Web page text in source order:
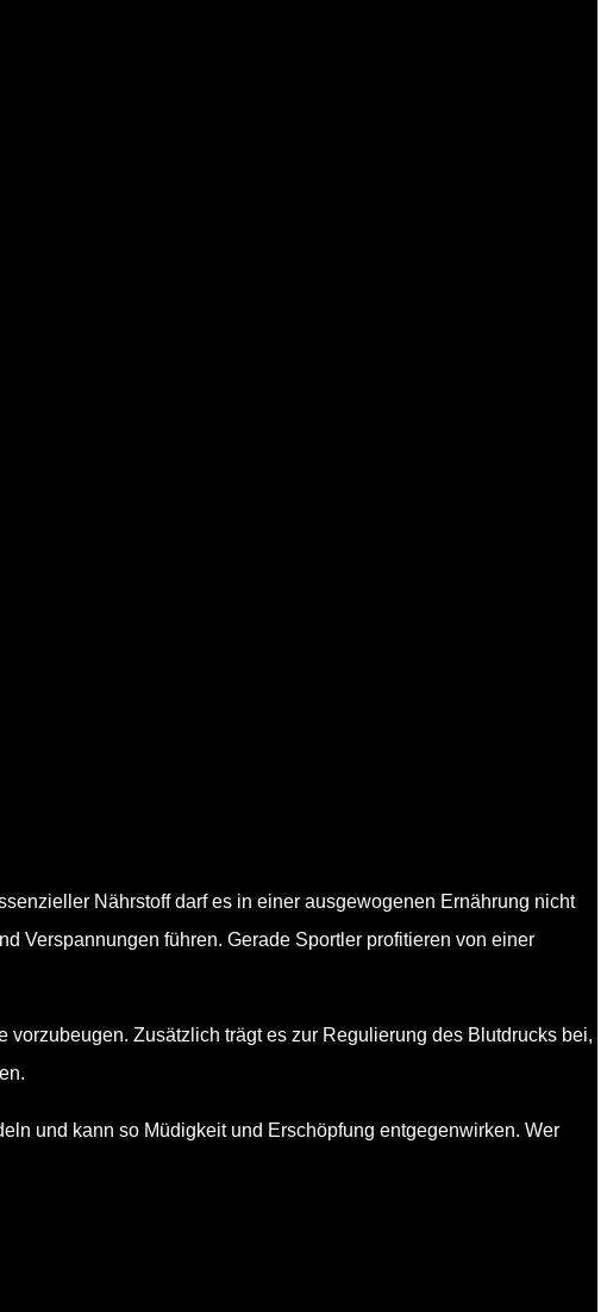
Nährstoff darf es in einer ausgewogenen Ernährung nicht
Verspannungen führen. Gerade Sportler profitieren von einer
Zusätzlich trägt es zur Regulierung des Blutdrucks bei,
und kann so Müdigkeit und Erschöpfung entgegenwirken. Wer